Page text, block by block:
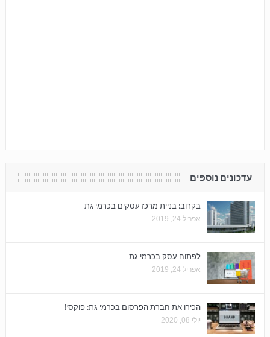
עדכונים נוספים
בקרוב: בניית מרכז עסקים בכרמי גת
אפריל 24, 2019
לפתוח עסק בכרמי גת
אפריל 24, 2019
הכירו את חברת הפרסום בכרמי גת: פוקסי!
יולי 08, 2020